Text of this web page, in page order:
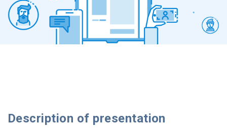
Description of presentation